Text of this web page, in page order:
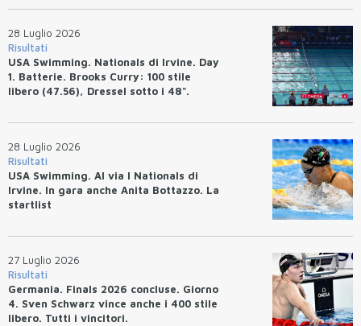
28 Luglio 2026
Risultati
USA Swimming. Nationals di Irvine. Day
1. Batterie. Brooks Curry: 100 stile
libero (47.56), Dressel sotto i 48".
28 Luglio 2026
Risultati
USA Swimming. Al via I Nationals di
Irvine. In gara anche Anita Bottazzo. La
startlist
27 Luglio 2026
Risultati
Germania. Finals 2026 concluse. Giorno
4. Sven Schwarz vince anche i 400 stile
libero. Tutti i vincitori.